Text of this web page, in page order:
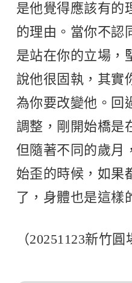
是他覺得應該有的
的理由。當你不認
是站在你的立場，
說他很固執，其實
為你要改變他。回
調整，剛開始橋是
但隨著不同的歲月
始歪的時候，如果
了，身體也是這樣
（20251123新竹圓